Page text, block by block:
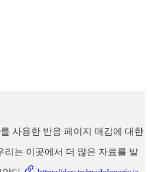
사용한 반응 페이지 매김에 대한
리는 이곳에서 더 많은 자료를 발